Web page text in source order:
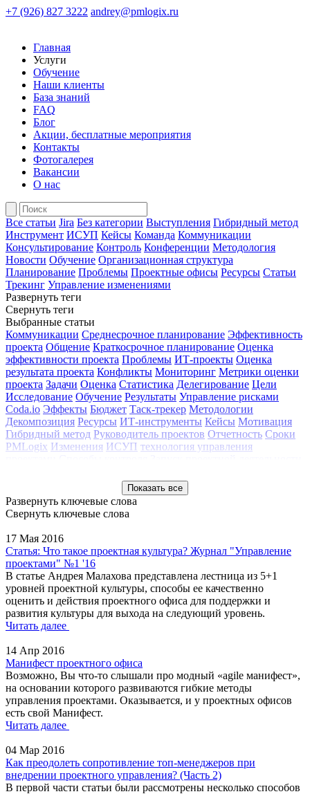
+7 (926) 827 3222 andrey@pmlogix.ru
Главная
Услуги
Обучение
Наши клиенты
База знаний
FAQ
Блог
Акции, бесплатные мероприятия
Контакты
Фотогалерея
Вакансии
О нас
Все статьи Jira Без категории Выступления Гибридный метод
Инструмент ИСУП Кейсы Команда Коммуникации
Консультирование Контроль Конференции Методология
Новости Обучение Организационная структура
Планирование Проблемы Проектные офисы Ресурсы Статьи
Трекинг Управление изменениями
Развернуть теги
Свернуть теги
Выбранные статьи
Коммуникации Среднесрочное планирование Эффективность
проекта Общение Краткосрочное планирование Оценка
эффективности проекта Проблемы ИТ-проекты Оценка
результата проекта Конфликты Мониторинг Метрики оценки
проекта Задачи Оценка Статистика Делегирование Цели
Исследование Обучение Результаты Управление рисками
Coda.io Эффекты Бюджет Таск-трекер Методологии
Декомпозиция Ресурсы ИТ-инструменты Кейсы Мотивация
Гибридный метод Руководитель проектов Отчетность Сроки
PMLogix Изменения ИСУП технология управления
Долгосрочное планирование
Трансформация
2020 Управление командой
Инструменты УП Клуб профессионалов
Конференция РМО 2017 Мастер-класс
Проектный офис
Тренды Управление изменениями
Управление портфелем
Управление проектами
Показать все
Развернуть ключевые слова
Свернуть ключевые слова
17 Мая 2016
Статья: Что такое проектная культура? Журнал "Управление
проектами" №1 '16
В статье Андрея Малахова представлена лестница из 5+1
уровней проектной культуры, способы ее качественно
оценить и действия проектного офиса для поддержки и
развития культуры для выхода на следующий уровень.
Читать далее
14 Апр 2016
Манифест проектного офиса
Возможно, Вы что-то слышали про модный «agile манифест»,
на основании которого развиваются гибкие методы
управления проектами. Оказывается, и у проектных офисов
есть свой Манифест.
Читать далее
04 Мар 2016
Как преодолеть сопротивление топ-менеджеров при
внедрении проектного управления? (Часть 2)
В первой части статьи были рассмотрены несколько способов